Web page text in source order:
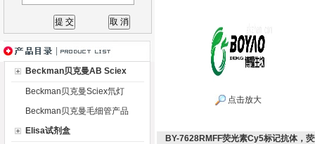
Beckman贝克曼AB Sciex
Beckman贝克曼Sciex氘灯
Beckman贝克曼毛细管产品
Elisa试剂盒
点击放大
BY-7628RMFF荧光素Cy5标记抗体，